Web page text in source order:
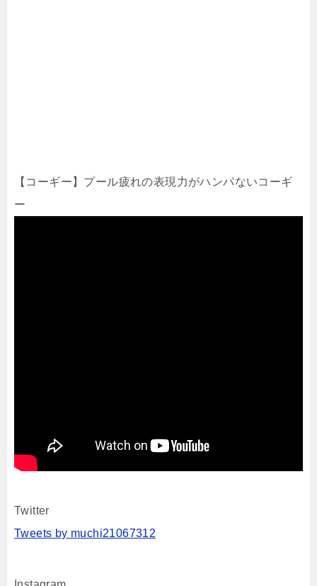
【コーギー】プール疲れの表現力がハンパないコーギ
ー
Twitter
Tweets by muchi21067312